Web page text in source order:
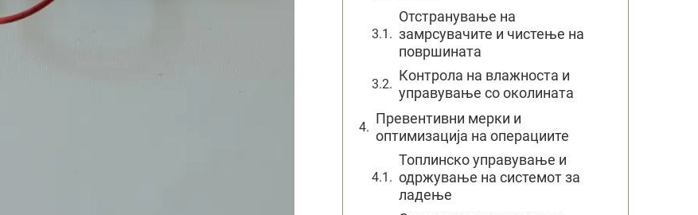
Отстранување на
замрсувачите и чистење на
површината
Контрола на влажноста и
управување со околината
Превентивни мерки и
оптимизација на операциите
Топлинско управување и
одржување на системот за
ладење